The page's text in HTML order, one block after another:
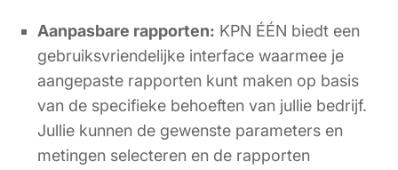
Aanpasbare rapporten: KPN ÉÉN biedt een
gebruiksvriendelijke interface waarmee je
aangepaste rapporten kunt maken op basis
van de specifieke behoeften van jullie bedrijf.
Jullie kunnen de gewenste parameters en
metingen selecteren en de rapporten